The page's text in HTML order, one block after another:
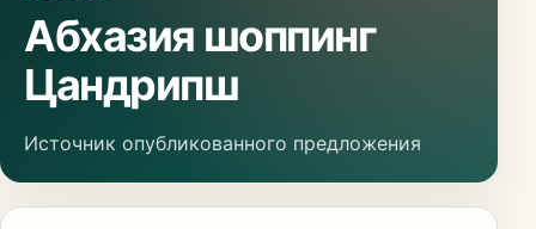
Абхазия шоппинг
Цандрипш
Источник опубликованного предложения